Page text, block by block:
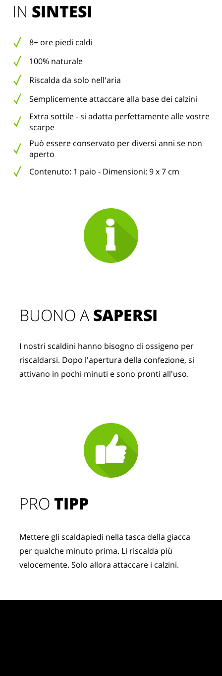
IN SINTESI
8+ ore piedi caldi
100% naturale
Riscalda da solo nell'aria
Semplicemente attaccare alla base dei calzini
Extra sottile - si adatta perfettamente alle vostre
scarpe
Può essere conservato per diversi anni se non
aperto
Contenuto: 1 paio - Dimensioni: 9 x 7 cm
PROTIPP
Mettere gli scaldapiedi nella tasca della giacca
per qualche minuto prima. Li riscalda più
velocemente. Solo allora attaccare i calzini.
BUONO A SAPERSI
I nostri scaldini hanno bisogno di ossigeno per
riscaldarsi. Dopo l'apertura della confezione, si
attivano in pochi minuti e sono pronti all'uso.